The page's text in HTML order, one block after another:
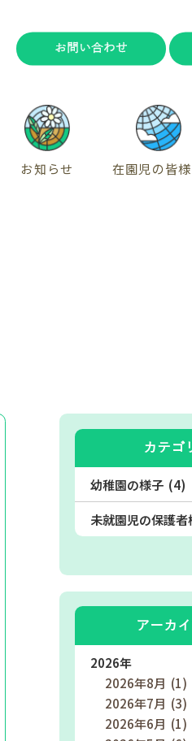
お問い合わせ
お知らせ 在園児の皆
カテゴ
幼稚園の様子 (4)
未就園児の保護
アーカ
2026年
2026年8月 (1)
2026年7月 (3)
2026年6月 (1)